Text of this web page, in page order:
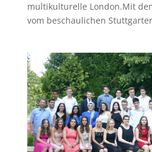
multikulturelle London.Mit
vom beschaulichen